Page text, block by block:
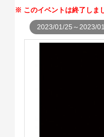
このイベントは終了しま
2023/01/25～2023/